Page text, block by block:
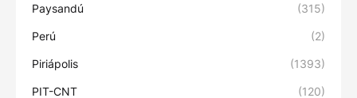
Paysandú (315)
Perú (2)
Piriápolis (1393)
PIT-CNT (120)